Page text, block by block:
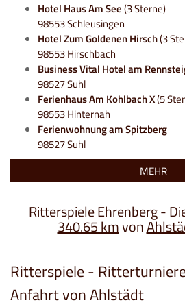
Hotel Haus Am See(3 Sterne)
98553 Schleusingen
Hotel Zum Goldenen Hirsch(3
98553 Hirschbach
Business Vital Hotel am
98527 Suhl
Ferienhaus Am Kohlbach X(5
98553 Hinternah
Ferienwohnung am Spitzberg
98527 Suhl
MEHR
Ritterspiele Ehrenberg -
340.65 kmvon
Ritterspiele -
Anfahrt von Ahlstädt